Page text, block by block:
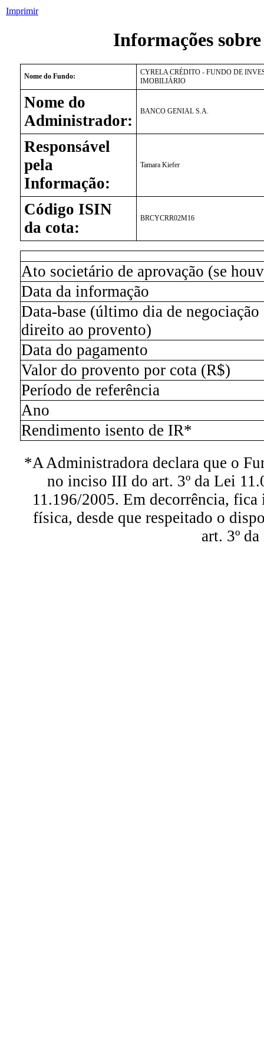
Imprimir
Informações
Nome do Fundo:
CYRELA CRÉDITO - FUNDO DE
IMOBILIÁRIO
Nome do
Administrador:
BANCO GENIAL S.A.
Responsável
pela
Informação:
Tamara Kiefer
Código ISIN
da cota:
BRCYCRR02M16
Ato societário de aprovação (se
Data da informação
Data-base (último dia de negociação
direito ao provento)
Data do pagamento
Valor do provento por cota (R$)
Período de referência
Ano
Rendimento isento de IR*
*A Administradora declara que o
no inciso III do art. 3º da Lei
11.196/2005. Em decorrência,
física, desde que respeitado o
art. 3º